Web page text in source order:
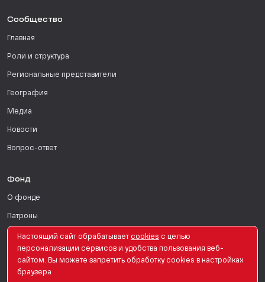
Сообщество
Главная
Роли и структура
Региональные представители
География
Медиа
Новости
Вопрос-ответ
Фонд
О фонде
Патроны
Поддержать
Для СМИ
Настоящий сайт обрабатывает сookies с целью
персонализации сервисов и удобства пользования веб-
сайтом. Вы можете запретить обработку сookies в настройках
браузера